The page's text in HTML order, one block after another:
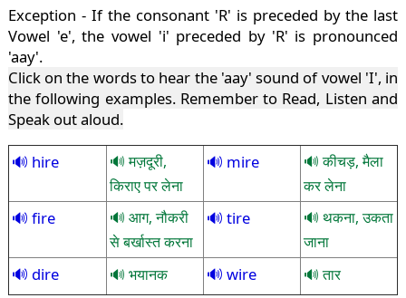
Exception - If the consonant 'R' is preceded by the last
Vowel 'e', ​​the vowel 'i' preceded by 'R' is pronounced
'aay'.
Click on the words to hear the 'aay' sound of vowel 'I', in
the following examples. Remember to Read, Listen and
Speak out aloud.
hire
मज़दूरी,
किराए पर लेना
mire
कीचड़, मैला
कर लेना
fire
आग, नौकरी
से बर्खास्त करना
tire
थकना, उकता
जाना
dire भयानक wire तार